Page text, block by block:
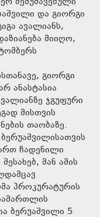
და გიორგი
ავალიანს,
მიიღო,
გიორგი
ანასტასია
ჯგუფური
მისთვის
თაობაზე.
ჩადენილი
მან ამის
პროკურატურის
ბერუაშვილი 5